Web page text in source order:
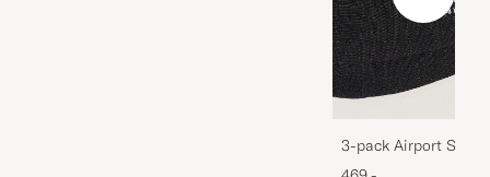
3-pack Airport
Melange